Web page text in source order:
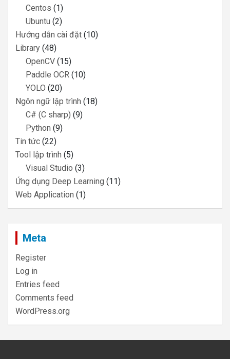
Centos (1)
Ubuntu (2)
Hướng dẫn cài đặt (10)
Library (48)
OpenCV (15)
Paddle OCR (10)
YOLO (20)
Ngôn ngữ lập trình (18)
C# (C sharp) (9)
Python (9)
Tin tức (22)
Tool lập trình (5)
Visual Studio (3)
Ứng dụng Deep Learning (11)
Web Application (1)
Meta
Register
Log in
Entries feed
Comments feed
WordPress.org